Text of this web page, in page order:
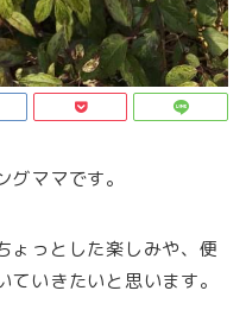
ママです。
ょっとした楽しみや、便
いきたいと思います。